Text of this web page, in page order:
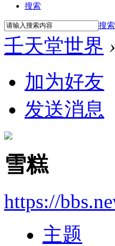
搜索
搜索
壬天堂世界 ›
加为好友
发送消息
雪糕
https://
主题